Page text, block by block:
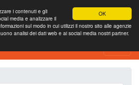
OK
i contenuti e gli
media e analizzare il
sul modo in cui utilizzi il nostro sito alle agenzie
analisi dei dati web e ai social media nostri partner.